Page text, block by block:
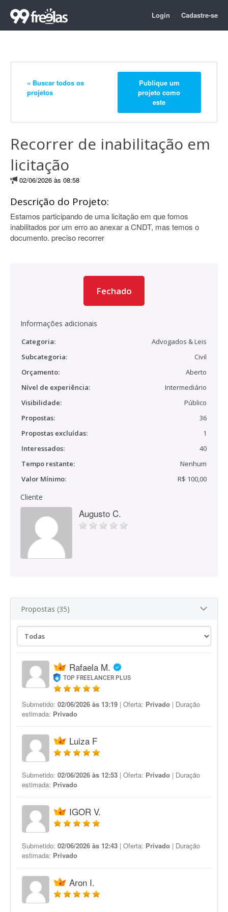
Login Cadastre-se
« Buscar todos os
projetos
Publique um
projeto como
este
Recorrer de inabilitação em
licitação
02/06/2026 às 08:58
Descrição do Projeto:
Estamos participando de uma licitação em que fomos
inabilitados por um erro ao anexar a CNDT, mas temos o
documento. preciso recorrer
Fechado
Informações adicionais
Categoria:
Advogados & Leis
Subcategoria:
Civil
Orçamento:
Aberto
Nível de experiência:
Intermediário
Visibilidade:
Público
Propostas:
36
Propostas excluídas:
1
Interessados:
40
Tempo restante:
Nenhum
Valor Mínimo:
R$ 100,00
Cliente
Augusto C.
Propostas (35)
Rafaela M.
TOP FREELANCER PLUS
Submetido: 02/06/2026 às 13:19 | Oferta: Privado | Duração
estimada: Privado
Luiza F
Submetido: 02/06/2026 às 12:53 | Oferta: Privado | Duração
estimada: Privado
IGOR V.
Submetido: 02/06/2026 às 12:43 | Oferta: Privado | Duração
estimada: Privado
Aron I.